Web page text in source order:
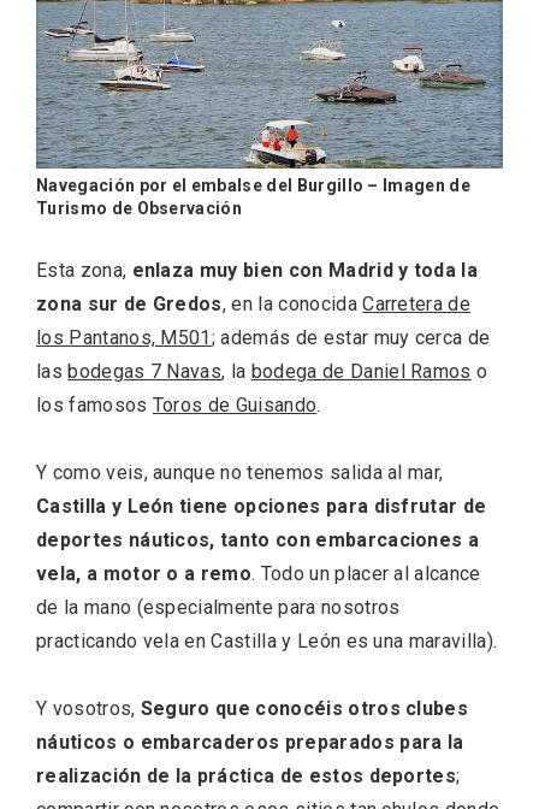
Navegación por el embalse del Burgillo – Imagen de
Turismo de Observación
Esta zona, enlaza muy bien con Madrid y toda la
zona sur de Gredos, en la conocidaCarretera de
los Pantanos, M501 ; además de estar muy cerca de
las bodegas 7 Navas, la bodega de Daniel Ramos o
los famosos Toros de Guisando.
Y como veis, aunque no tenemos salida al mar,
Castilla y León tiene opciones para disfrutar de
deportes náuticos, tanto con embarcaciones a
vela, a motor o a remo. Todo un placer al alcance
de la mano (especialmente para nosotros
practicando vela en Castilla y León es una maravilla).
Y vosotros, Seguro que conocéis otros clubes
náuticos o embarcaderos preparados para la
realización de la práctica de estos deportes;
Porrón de Citas de 2026 en Moradillo de
Roa